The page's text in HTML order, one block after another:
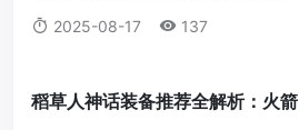
术大师
2025-08-17 137
稻草人神话装备推荐全解析：火箭